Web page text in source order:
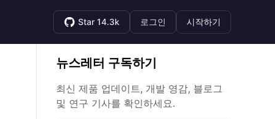
Star 14.3k 로그인 시작하기
뉴스레터 구독하기
최신 제품 업데이트, 개발 영감, 블로그
및 연구 기사를 확인하세요.